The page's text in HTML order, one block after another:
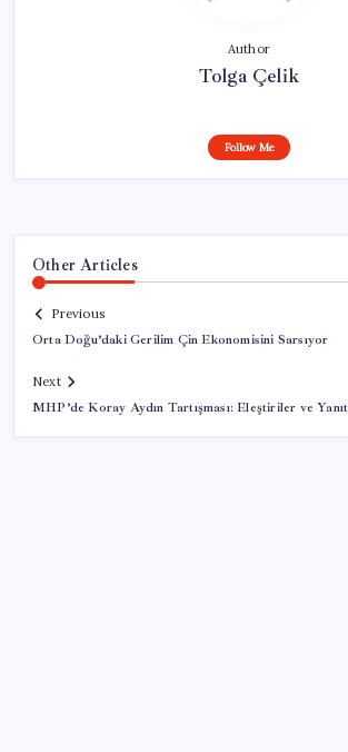
Author
Tolga Çelik
Follow Me
Other Articles
Previous
Orta Doğu’daki Gerilim Çin Ekonomisini Sarsıyor
Next
MHP’de Koray Aydın Tartışması: Eleştiriler ve